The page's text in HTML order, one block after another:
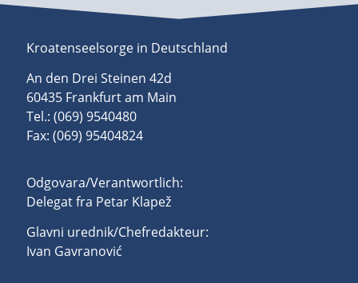
Kroatenseelsorge in Deutschland
An den Drei Steinen 42d
60435 Frankfurt am Main
Tel.: (069) 9540480
Fax: (069) 95404824
Odgovara/Verantwortlich:
Delegat fra Petar Klapež
Glavni urednik/Chefredakteur:
Ivan Gavranović